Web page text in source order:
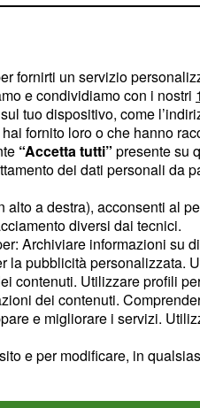
,
a
fornirti un servizio
e condividiamo con i nostri
tuo dispositivo, come
fornito loro o che hanno
“Accetta tutti” presente su
dei dati personali da
alto a destra), acconsenti al
diversi dai tecnici.
Archiviare informazioni su
pubblicità personalizzata.
contenuti. Utilizzare profili
dei contenuti.
e migliorare i servizi.
e per modificare, in